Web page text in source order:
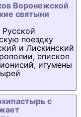
Воронежской
святыни
поездку
и Лискинский
епископ
игумены
с